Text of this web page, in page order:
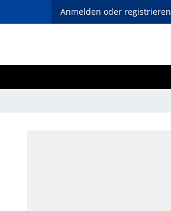
Anmelden oder registrieren